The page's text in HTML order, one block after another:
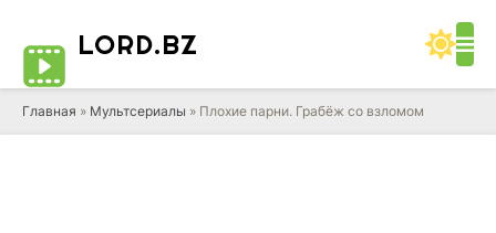
LORD.BZ
Главная » Мультсериалы » Плохие парни. Грабёж со взломом